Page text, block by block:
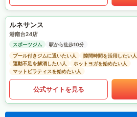
ルネサンス
港南台24店
スポーツジム
駅から徒歩10分
プール付きジムに通いたい人
隙間時間を活用したい人
運動不足を解消したい人
ホットヨガを始めたい人
マットピラティスを始めたい人
公式サイトを見る